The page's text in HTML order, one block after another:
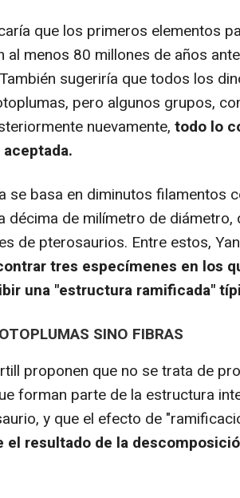
que los primeros elementos
al menos 80 millones de años
sugeriría que todos los
pero algunos grupos,
nuevamente, todo lo
se basa en diminutos filamentos
décima de milímetro de
de pterosaurios. Entre estos,
tres especímenes en los
una "estructura ramificada"
SINO FIBRAS
proponen que no se trata de
forman parte de la estructura
y que el efecto de
el resultado de la